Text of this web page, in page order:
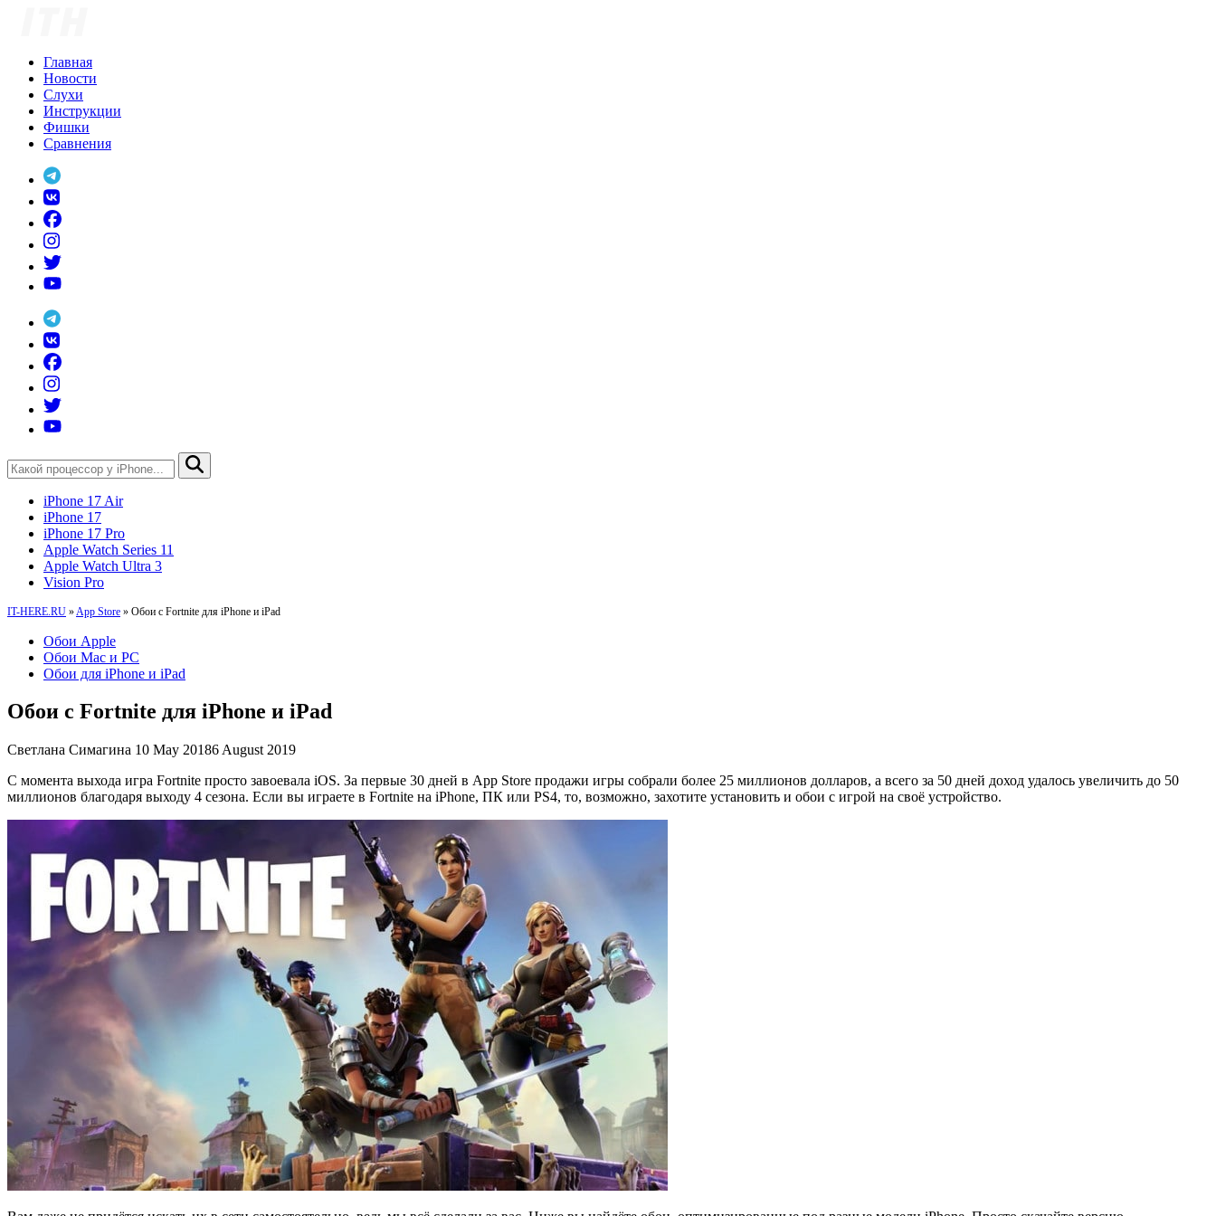
Главная
Новости
Слухи
Инструкции
Фишки
Сравнения
iPhone 17 Air
iPhone 17
iPhone 17 Pro
Apple Watch Series 11
Apple Watch Ultra 3
Vision Pro
IT-HERE.RU » App Store » Обои с Fortnite для iPhone и iPad
Обои Apple
Обои Mac и PC
Обои для iPhone и iPad
Обои с Fortnite для iPhone и iPad
Светлана Симагина 10 May 20186 August 2019
С момента выхода игра Fortnite просто завоевала iOS. За первые 30 дней в App Store продажи игры собрали более 25 миллионов долларов, а всего за 50 дней доход удалось увеличить до 50
миллионов благодаря выходу 4 сезона. Если вы играете в Fortnite на iPhone, ПК или PS4, то, возможно, захотите установить и обои с игрой на своё устройство.